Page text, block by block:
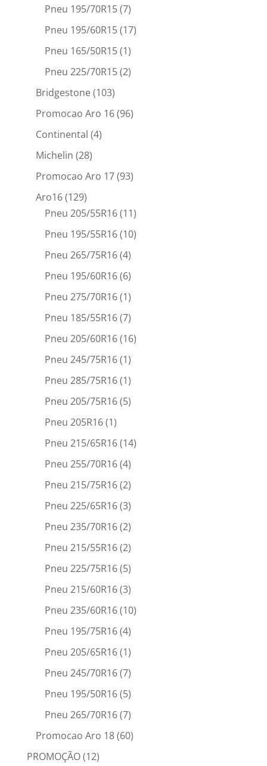
Pneu 195/70R15(7)
Pneu 195/60R15(17)
Pneu 165/50R15(1)
Pneu 225/70R15(2)
Bridgestone(103)
Promocao Aro 16(96)
Continental (4)
Michelin (28)
Promocao Aro 17(93)
Aro16(129)
Pneu 205/55R16(11)
Pneu 195/55R16(10)
Pneu 265/75R16(4)
Pneu 195/60R16(6)
Pneu 275/70R16(1)
Pneu 185/55R16(7)
Pneu 205/60R16(16)
Pneu 245/75R16(1)
Pneu 285/75R16(1)
Pneu 205/75R16(5)
Pneu 205R16(1)
Pneu 215/65R16(14)
Pneu 255/70R16(4)
Pneu 215/75R16(2)
Pneu 225/65R16(3)
Pneu 235/70R16(2)
Pneu 215/55R16(2)
Pneu 225/75R16(5)
Pneu 215/60R16(3)
Pneu 235/60R16(10)
Pneu 195/75R16(4)
Pneu 205/65R16(1)
Pneu 245/70R16(7)
Pneu 195/50R16(5)
Pneu 265/70R16(7)
Promocao Aro 18(60)
PROMOÇÃO(12)